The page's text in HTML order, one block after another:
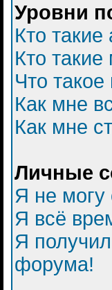
Уровни
Кто
Кто
Что
Как мне
Как мне
Личные
Я не могу
Я всё
Я
форума!